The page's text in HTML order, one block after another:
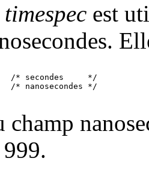
timespec est
/* secondes     */
/* nanosecondes */
champ